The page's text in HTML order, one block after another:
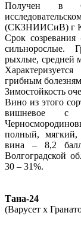
Получен в
(СКЗНИИСиВ) г
Срок
сильнорослые.
рыхлые, средней
грибным
Зимостойкость
Вино из этого
вишневое с
полный, мягкий,
вина – 8,2
Волгоградской
30 – 31%.
Тана-24
(Варусет х